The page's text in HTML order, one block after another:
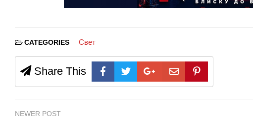
CATEGORIES Свет
Share This
NEWER POST